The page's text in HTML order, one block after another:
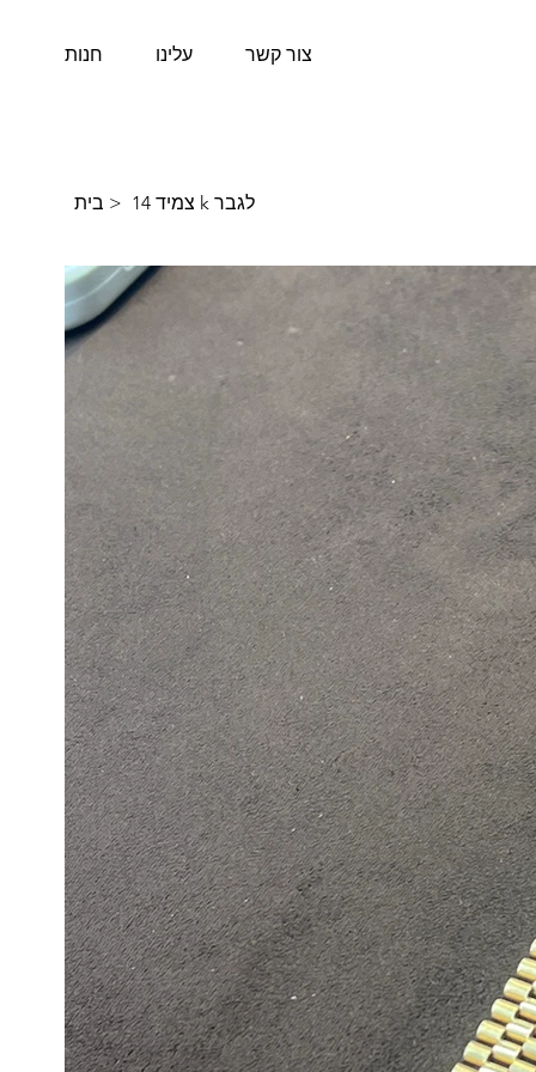
חנות עלינו צור קשר
בית > צמיד 14 k לגבר